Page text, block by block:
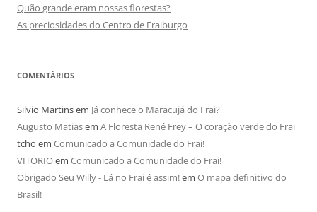
Quão grande eram nossas florestas?
As preciosidades do Centro de Fraiburgo
COMENTÁRIOS
Silvio Martinsem Já conhece o Maracujá do Frai?
Augusto Matiasem A Floresta René Frey – O coração verde do Frai
tcho em Comunicado a Comunidade do Frai!
VITORIOem Comunicado a Comunidade do Frai!
Obrigado Seu Willy - Lá no Frai é assim!em O mapa definitivo do
Brasil!